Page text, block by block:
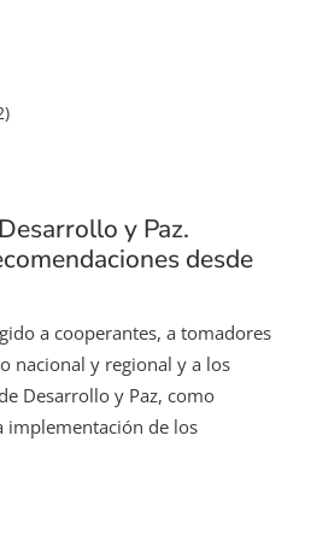
y Paz.
desde
a cooperantes, a tomadores
nacional y regional y a los
Desarrollo y Paz, como
implementación de los